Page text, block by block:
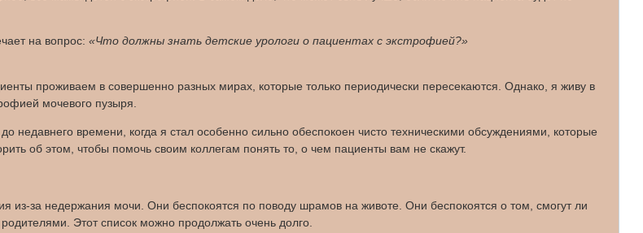
на вопрос: «Что должны знать детские урологи о пациентах с экстрофией?»
проживаем в совершенно разных мирах, которые только периодически пересекаются. Однако, я живу в
мочевого пузыря.
недавнего времени, когда я стал особенно сильно обеспокоен чисто техническими обсуждениями, которые
об этом, чтобы помочь своим коллегам понять то, о чем пациенты вам не скажут.
из-за недержания мочи. Они беспокоятся по поводу шрамов на животе. Они беспокоятся о том, смогут ли
Этот список можно продолжать очень долго.